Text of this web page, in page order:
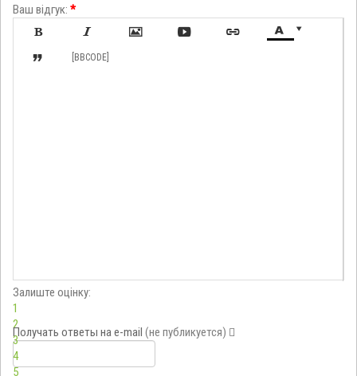
Ваш відгук: *

     
 [BBCODE]
Залиште оцінку:
1
2
3
4
5
Получать ответы на e-mail (не публикуется)